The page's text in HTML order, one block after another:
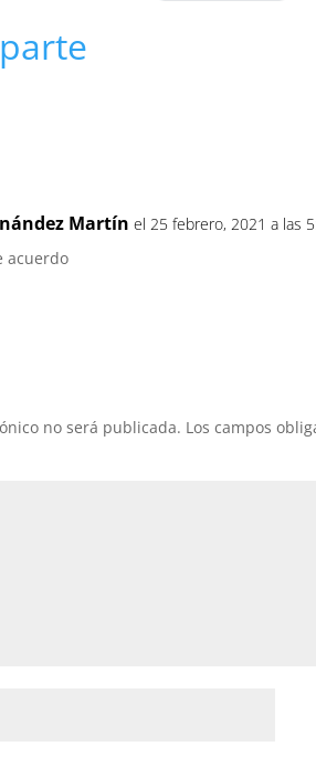
Martín el 25 febrero, 2021 a las
acuerdo
no será publicada. Los campos